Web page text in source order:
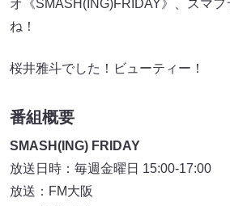
オ《SMASH(ING)FRIDAY》、スマ
ね！
桜井雅斗でした！ビューティー！
番組概要
SMASH(ING) FRIDAY
放送日時：毎週金曜日 15:00-17:00
放送：FM大阪